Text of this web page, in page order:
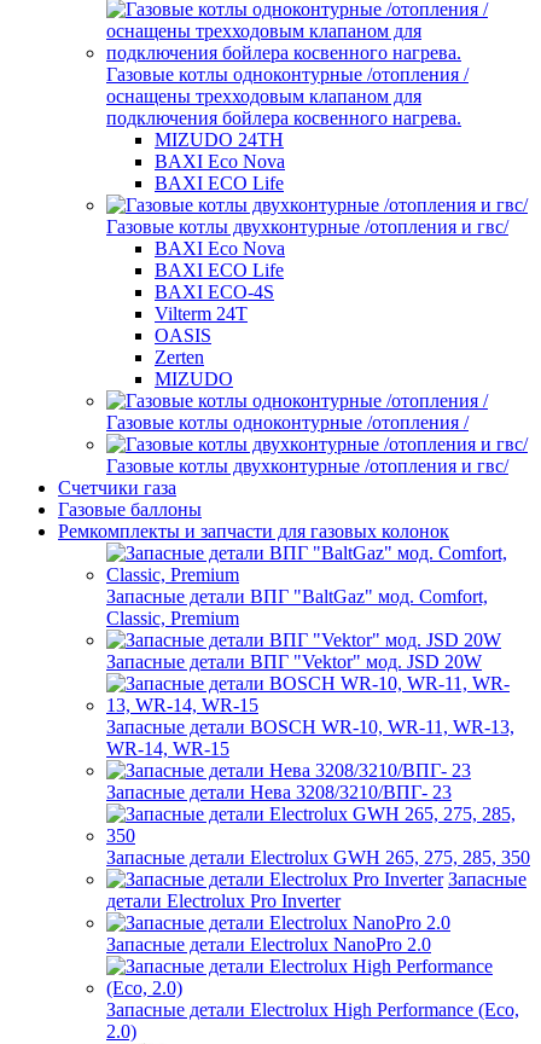
Газовые котлы одноконтурные /отопления /
оснащены трехходовым клапаном для
подключения бойлера косвенного нагрева.
MIZUDO 24TН
BAXI Eco Nova
BAXI ECO Life
Газовые котлы двухконтурные /отопления и гвс/
BAXI Eco Nova
BAXI ECO Life
BAXI ECO-4S
Vilterm 24T
OASIS
Zerten
MIZUDO
Газовые котлы одноконтурные /отопления /
Газовые котлы двухконтурные /отопления и гвс/
Счетчики газа
Газовые баллоны
Ремкомплекты и запчасти для газовых колонок
Запасные детали ВПГ "BaltGaz" мод. Comfort,
Classic, Premium
Запасные детали ВПГ "Vektor" мод. JSD 20W
Запасные детали BOSCH WR-10, WR-11, WR-13,
WR-14, WR-15
Запасные детали Нева 3208/3210/ВПГ- 23
Запасные детали Electrolux GWH 265, 275, 285, 350
Запасные
детали Electrolux Pro Inverter
Запасные детали Electrolux NanoPro 2.0
Запасные детали Electrolux High Performance (Eco,
2.0)